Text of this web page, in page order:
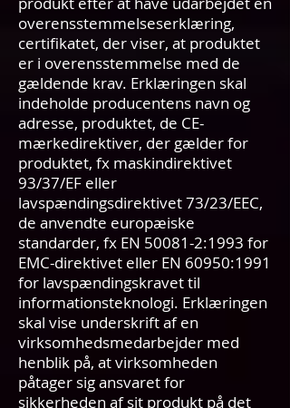
overensstemmelseserklæring,
certifikatet, der viser, at produktet
er i overensstemmelse med de
gældende krav. Erklæringen skal
indeholde producentens navn og
adresse, produktet, de CE-
mærkedirektiver, der gælder for
produktet, fx maskindirektivet
93/37/EF eller
lavspændingsdirektivet 73/23/EEC,
de anvendte europæiske
standarder, fx EN 50081-2:1993 for
EMC-direktivet eller EN 60950:1991
for lavspændingskravet til
informationsteknologi. Erklæringen
skal vise underskrift af en
virksomhedsmedarbejder med
henblik på, at virksomheden
påtager sig ansvaret for
sikkerheden af sit produkt på det